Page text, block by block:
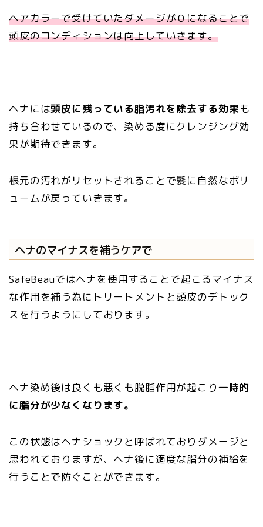
ヘアカラーで受けていたダメージが０になることで
頭皮のコンディションは向上していきます。
ヘナには頭皮に残っている脂汚れを除去する効果も
持ち合わせているので、染める度にクレンジング効
果が期待できます。
根元の汚れがリセットされることで髪に自然なボリ
ュームが戻っていきます。
ヘナのマイナスを補うケアで
SafeBeauではヘナを使用することで起こるマイナス
な作用を補う為にトリートメントと頭皮のデトック
スを行うようにしております。
ヘナ染め後は良くも悪くも脱脂作用が起こり一時的
に脂分が少なくなります。
この状態はヘナショックと呼ばれておりダメージと
思われておりますが、ヘナ後に適度な脂分の補給を
行うことで防ぐことができます。